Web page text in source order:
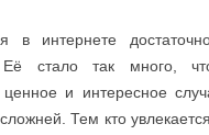
интернете
стало так много,
ценное и интересное
Тем кто